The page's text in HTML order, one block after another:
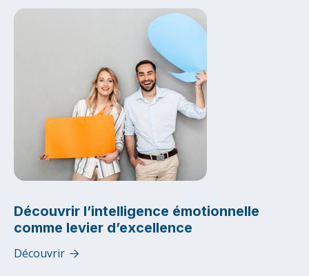
Découvrir l’intelligence émotionnelle
comme levier d’excellence
Découvrir 